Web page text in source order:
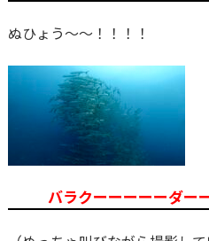
ぬひょう～～！！！！
バラクーーーーーダー